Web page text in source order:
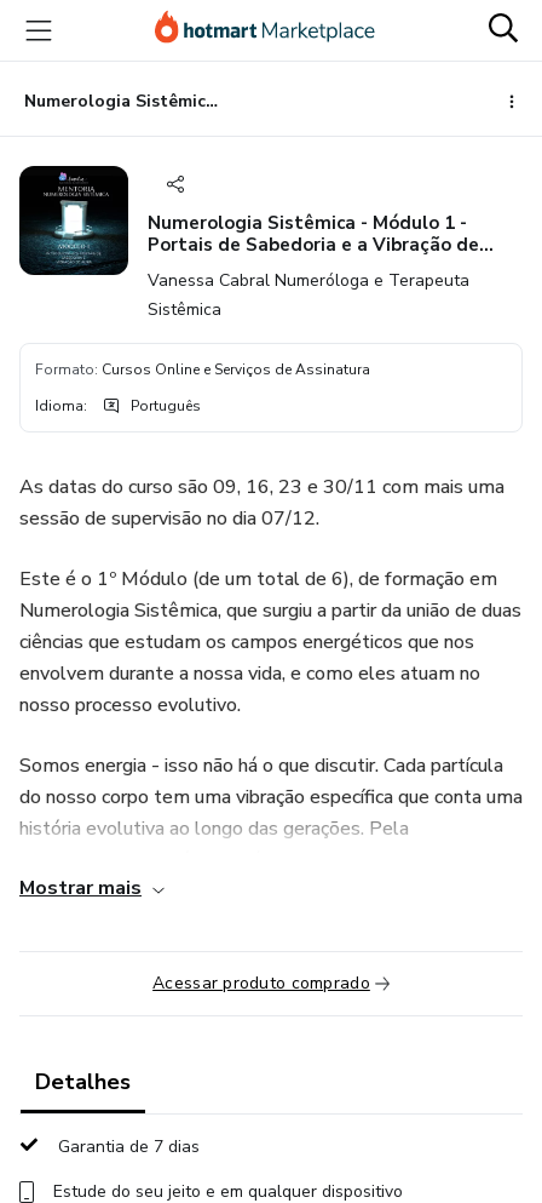
para
conteúdo
principal
para
pagamento
para
rodapé
Numerologia Sistêmica - Módulo 1 - Portais de Sabedoria e a Vibração de Aura
Numerologia Sistêmica - Módulo 1 -
Portais de Sabedoria e a Vibração de
Vanessa Cabral Numeróloga e Terapeuta
Sistêmica
Formato: Cursos Online e Serviços de Assinatura
Idioma: Português
As datas do curso são 09, 16, 23 e 30/11 com mais uma
sessão de supervisão no dia 07/12.
Este é o 1º Módulo (de um total de 6), de formação em
Numerologia Sistêmica, que surgiu a partir da união de duas
ciências que estudam os campos energéticos que nos
envolvem durante a nossa vida, e como eles atuam no
nosso processo evolutivo.
Somos energia - isso não há o que discutir. Cada partícula
do nosso corpo tem uma vibração específica que conta uma
história evolutiva ao longo das gerações. Pela
nosso padrão de vibração nato, que é único para cada
através da sua personalidade, destino e desafios.
Já a Terapia Sistêmica de Bert Hellinger enriquece a
ancestralidade - hábitos que são transmitidos de geração
em geração e que precisam ser evoluídos, ressignificados.
Mostrar mais
Acessar produto comprado
Detalhes
Garantia de 7 dias
Estude do seu jeito e em qualquer dispositivo